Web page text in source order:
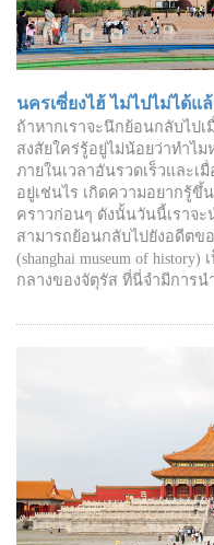
นครเซี่ยงไฮ้ ไม่ไปไม่ได้แ
ถ้าหากเราจะนึกย้อนกลับไป
สงสัยใคร่รู้อยู่ไม่น้อยว่าทำไ
ภายในเวลาอันรวดเร็วและ
อยู่เช่นไร เกิดความอยากรู้ขึ้
คราวก่อนๆ ดังนั้นวันนี้เราจะ
สามารถย้อนกลับไปยังอดีตข
(shanghai museum of
กลางของจัตุรัส ที่นี่จำมีการน